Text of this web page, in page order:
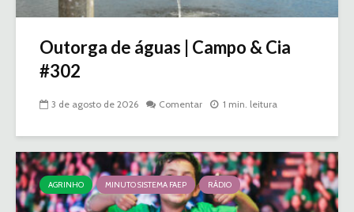
Outorga de águas | Campo & Cia
#302
3 de agosto de 2026 Comentar 1 min. leitura
AGRINHO MINUTO SISTEMA FAEP RÁDIO